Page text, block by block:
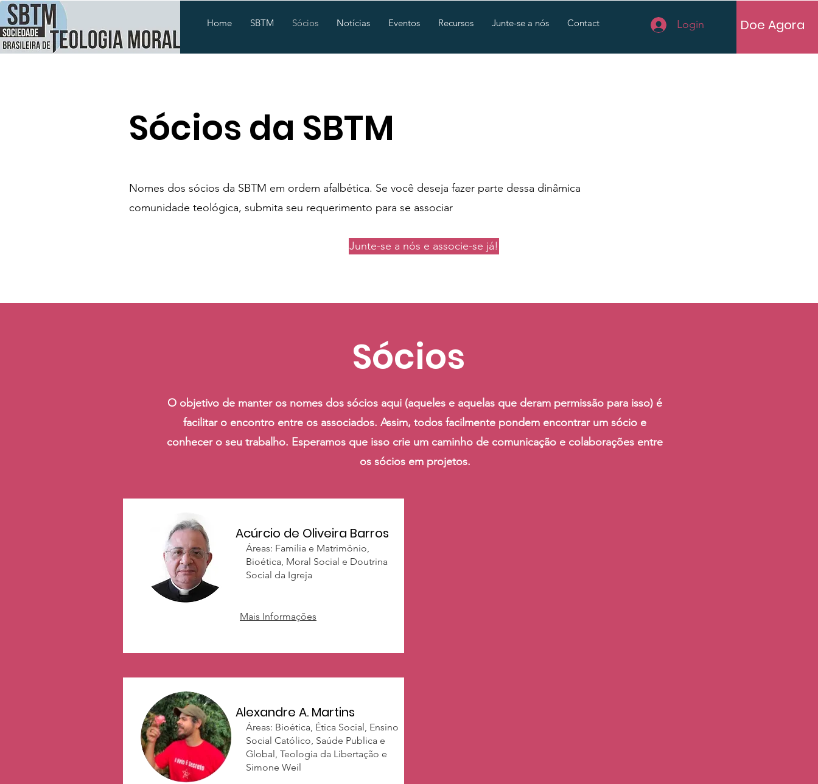
Home SBTM Sócios Notícias Eventos Recursos Junte-se a nós Contact Login Doe Agora
Sócios da SBTM
Nomes dos sócios da SBTM em ordem afalbética. Se você deseja fazer parte dessa dinâmica
comunidade teológica, submita seu requerimento para se associar
Junte-se a nós e associe-se já!
Sócios
O objetivo de manter os nomes dos sócios aqui (aqueles e aquelas que deram permissão para isso) é
facilitar o encontro entre os associados. Assim, todos facilmente pondem encontrar um sócio e
conhecer o seu trabalho. Esperamos que isso crie um caminho de comunicação e colaborações entre
os sócios em projetos.
Acúrcio de Oliveira Barros
Áreas: Família e Matrimônio,
Bioética, Moral Social e Doutrina
Social da Igreja
Mais Informações
Alexandre A. Martins
​Áreas: Bioética, Ética Social, Ensino
Social Católico, Saúde Publica e
Global, Teologia da Libertação e
Simone Weil